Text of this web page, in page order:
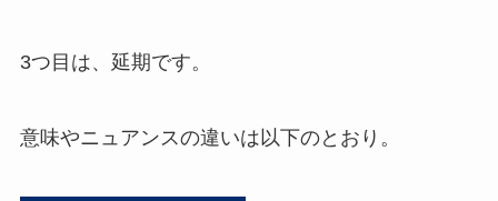
3つ目は、延期です。
意味やニュアンスの違いは以下のとおり。